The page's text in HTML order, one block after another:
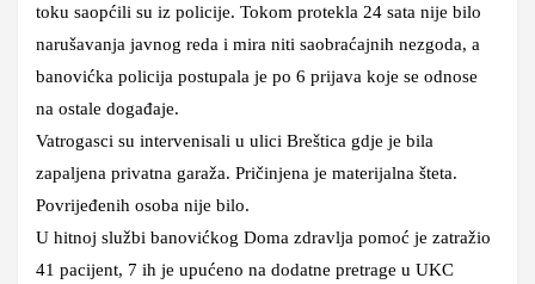
toku saopćili su iz policije. Tokom protekla 24 sata nije bilo
narušavanja javnog reda i mira niti saobraćajnih nezgoda, a
banovićka policija postupala je po 6 prijava koje se odnose
na ostale događaje.
Vatrogasci su intervenisali u ulici Breštica gdje je bila
zapaljena privatna garaža. Pričinjena je materijalna šteta.
Povrijeđenih osoba nije bilo.
U hitnoj službi banovićkog Doma zdravlja pomoć je zatražio
41 pacijent, 7 ih je upućeno na dodatne pretrage u UKC